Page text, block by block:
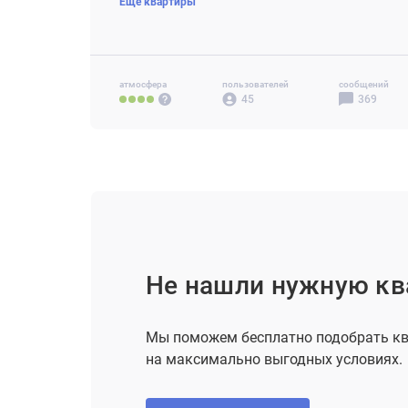
3-комн 48 м2
атмосфера пользователей
45
сообщений
369
Не нашли нужную
Мы поможем бесплатно подобрать
на максимально выгодных условиях.